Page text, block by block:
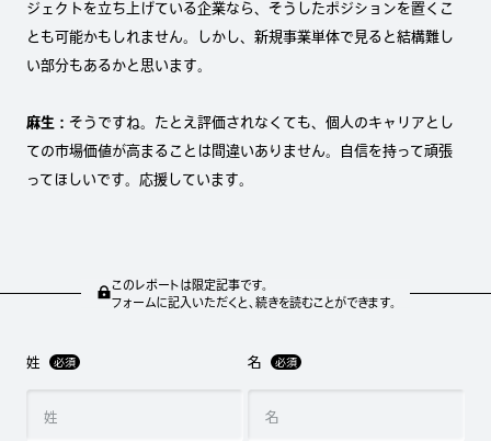
ジェクトを立ち上げている企業なら、そうしたポジションを置くこ
とも可能かもしれません。しかし、新規事業単体で見ると結構難し
い部分もあるかと思います。
麻生： そうですね。たとえ評価されなくても、個人のキャリアとし
ての市場価値が高まることは間違いありません。自信を持って頑張
ってほしいです。応援しています。
このレポートは限定記事です。
フォームに記入いただくと、続きを読むことができます。